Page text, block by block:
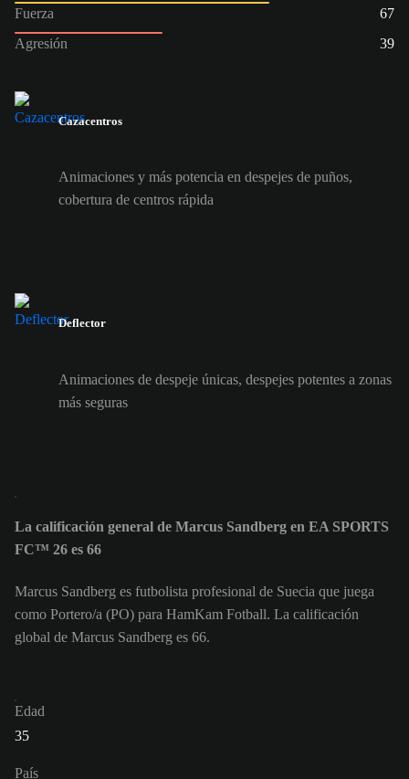
Fuerza
67
Agresión
39
Cazacentros
Animaciones y más potencia en despejes de puños,
cobertura de centros rápida
Deflector
Animaciones de despeje únicas, despejes potentes a zonas
más seguras
La calificación general de Marcus Sandberg en EA SPORTS
FC™ 26 es 66
Marcus Sandberg es futbolista profesional de Suecia que juega
como Portero/a (PO) para HamKam Fotball. La calificación
global de Marcus Sandberg es 66.
Edad
35
País